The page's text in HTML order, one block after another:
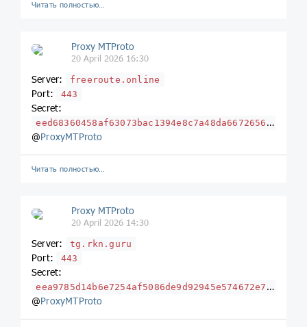
Читать полностью…
Proxy MTProto
20 April 2026 16:30
Server: freeroute.online
Port: 443
Secret:
eed68360458af63073bac1394e8c7a48da66726565726f7574652e6f6e6c696e65
@ProxyMTProto
Читать полностью…
Proxy MTProto
20 April 2026 14:30
Server: tg.rkn.guru
Port: 443
Secret:
eea9785d14b6e7254af5086de9d92945e574672e726b6e2e67757275
@ProxyMTProto